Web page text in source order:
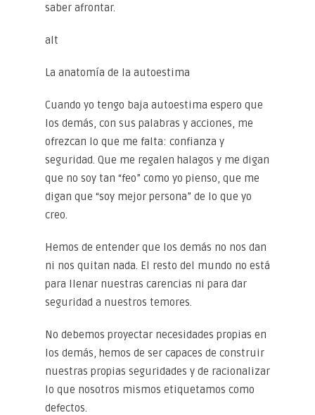
saber afrontar.
alt
La anatomía de la autoestima
Cuando yo tengo baja autoestima espero que
los demás, con sus palabras y acciones, me
ofrezcan lo que me falta: confianza y
seguridad. Que me regalen halagos y me digan
que no soy tan “feo” como yo pienso, que me
digan que “soy mejor persona” de lo que yo
creo.
Hemos de entender que los demás no nos dan
ni nos quitan nada. El resto del mundo no está
para llenar nuestras carencias ni para dar
seguridad a nuestros temores.
No debemos proyectar necesidades propias en
los demás, hemos de ser capaces de construir
nuestras propias seguridades y de racionalizar
lo que nosotros mismos etiquetamos como
defectos.